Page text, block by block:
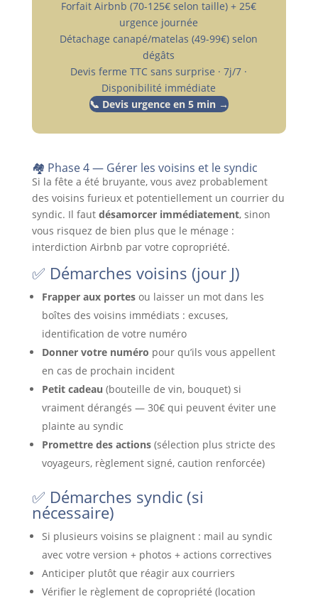
Forfait Airbnb (70-125€ selon taille) + 25€
urgence journée
Détachage canapé/matelas (49-99€) selon
dégâts
Devis ferme TTC sans surprise · 7j/7 ·
Disponibilité immédiate
📞 Devis urgence en 5 min →
🏘️ Phase 4 — Gérer les voisins et le syndic
Si la fête a été bruyante, vous avez probablement
des voisins furieux et potentiellement un courrier du
syndic. Il faut désamorcer immédiatement, sinon
vous risquez de bien plus que le ménage :
interdiction Airbnb par votre copropriété.
✅ Démarches voisins (jour J)
Frapper aux portesou laisser un mot dans les
boîtes des voisins immédiats : excuses,
identification de votre numéro
Donner votre numéro pour qu’ils vous appellent
en cas de prochain incident
Petit cadeau (bouteille de vin, bouquet) si
vraiment dérangés — 30€ qui peuvent éviter une
plainte au syndic
Promettre des actions(sélection plus stricte des
voyageurs, règlement signé, caution renforcée)
✅ Démarches syndic (si
nécessaire)
Si plusieurs voisins se plaignent : mail au syndic
avec votre version + photos + actions correctives
Anticiper plutôt que réagir aux courriers
Vérifier le règlement de copropriété (location